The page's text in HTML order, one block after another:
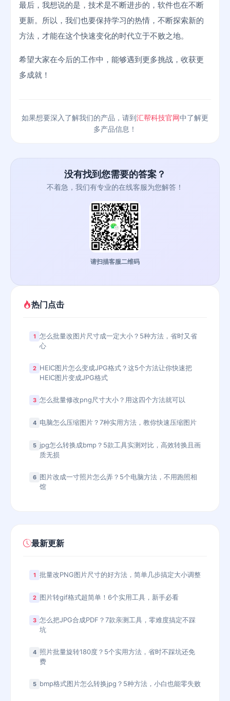
最后，我想说的是，技术是不断进步的，软件也在不断
更新。所以，我们也要保持学习的热情，不断探索新的
方法，才能在这个快速变化的时代立于不败之地。
希望大家在今后的工作中，能够遇到更多挑战，收获更
多成就！
如果想要深入了解我们的产品，请到汇帮科技官网中了解更
多产品信息！
没有找到您需要的答案？
不着急，我们有专业的在线客服为您解答！
请扫描客服二维码
热门点击
1 怎么批量改图片尺寸成一定大小？5种方法，省时又省
心
2 HEIC图片怎么变成JPG格式？这5个方法让你快速把
HEIC图片变成JPG格式
3 怎么批量修改png尺寸大小？用这四个方法就可以
4 电脑怎么压缩图片？7种实用方法，教你快速压缩图片
5 jpg怎么转换成bmp？5款工具实测对比，高效转换且画
质无损
6 图片改成一寸照片怎么弄？5个电脑方法，不用跑照相
馆
最新更新
1 批量改PNG图片尺寸的好方法，简单几步搞定大小调整
2 图片转gif格式超简单！6个实用工具，新手必看
3 怎么把JPG合成PDF？7款亲测工具，零难度搞定不踩
坑
4 照片批量旋转180度？5个实用方法，省时不踩坑还免
费
5 bmp格式图片怎么转换jpg？5种方法，小白也能零失败